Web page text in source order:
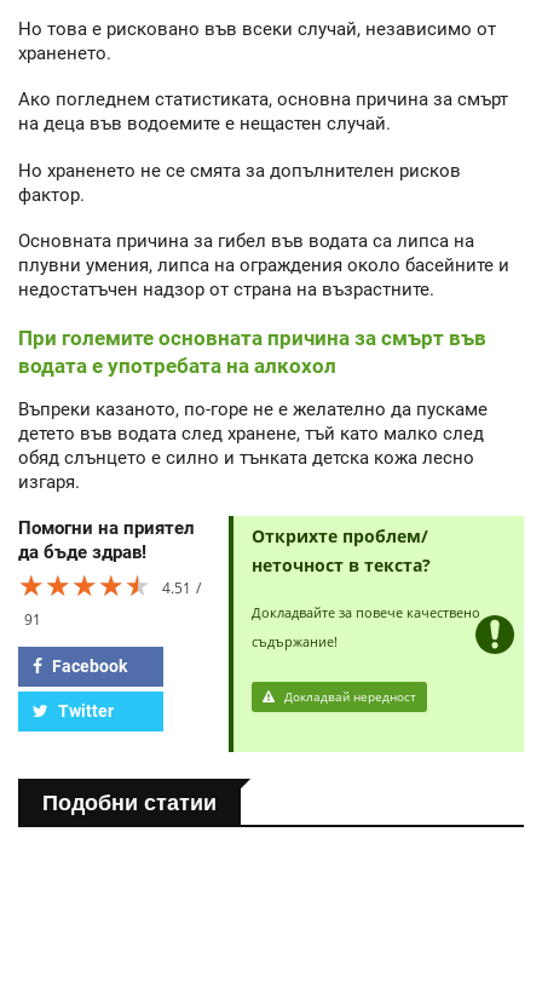
Но това е рисковано във всеки случай, независимо от
храненето.
Ако погледнем статистиката, основна причина за смърт
на деца във водоемите е нещастен случай.
Но храненето не се смята за допълнителен рисков
фактор.
Основната причина за гибел във водата са липса на
плувни умения, липса на ограждения около басейните и
недостатъчен надзор от страна на възрастните.
При големите основната причина за смърт във
водата е употребата на алкохол
Въпреки казаното, по-горе не е желателно да пускаме
детето във водата след хранене, тъй като малко след
обяд слънцето е силно и тънката детска кожа лесно
изгаря.
Помогни на приятел
да бъде здрав!
★★★★★
★★★★★
★★★★★
4.51
91
Facebook
Twitter
Открихте проблем/
неточност в текста?
Докладвайте за повече качествено
съдържание!
Докладвай нередност
Подобни статии